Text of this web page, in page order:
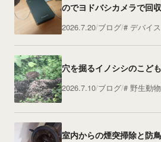
のでヨドバシカメラで回
2026.7.20 ブログ デバイス
穴を掘るイノシシのこど
2026.7.10 ブログ 野生動物
室内からの煙突掃除と防